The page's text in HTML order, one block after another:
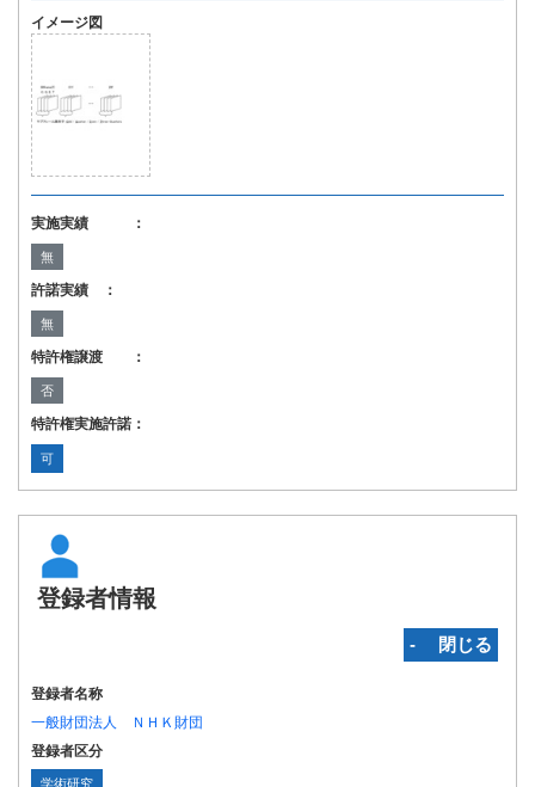
イメージ図
実施実績 ：
無
許諾実績 ：
無
特許権譲渡 ：
否
特許権実施許諾：
可
登録者情報
‐ 閉じる
登録者名称
一般財団法人 ＮＨＫ財団
登録者区分
学術研究